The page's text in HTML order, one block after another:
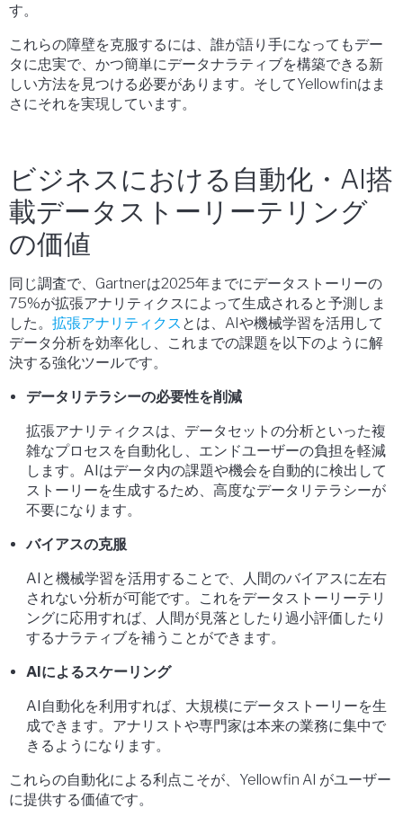
す。
これらの障壁を克服するには、誰が語り手になってもデー
タに忠実で、かつ簡単にデータナラティブを構築できる新
しい方法を見つける必要があります。そしてYellowfinはま
さにそれを実現しています。
ビジネスにおける自動化・AI搭
載データストーリーテリング
の価値
同じ調査で、Gartnerは2025年までにデータストーリーの
75%が拡張アナリティクスによって生成されると予測しま
した。 拡張アナリティクス とは、AIや機械学習を活用して
データ分析を効率化し、これまでの課題を以下のように解
決する強化ツールです。
データリテラシーの必要性を削減
拡張アナリティクスは、データセットの分析といった複
雑なプロセスを自動化し、エンドユーザーの負担を軽減
します。AIはデータ内の課題や機会を自動的に検出して
ストーリーを生成するため、高度なデータリテラシーが
不要になります。
バイアスの克服
AIと機械学習を活用することで、人間のバイアスに左右
されない分析が可能です。これをデータストーリーテリ
ングに応用すれば、人間が見落としたり過小評価したり
するナラティブを補うことができます。
AIによるスケーリング
AI自動化を利用すれば、大規模にデータストーリーを生
成できます。アナリストや専門家は本来の業務に集中で
きるようになります。
これらの自動化による利点こそが、Yellowfin AI がユーザー
に提供する価値です。